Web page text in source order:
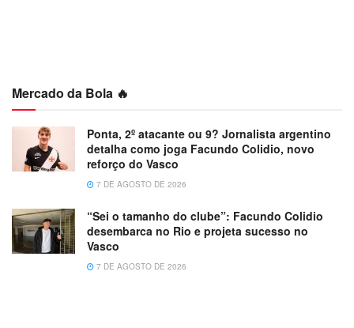
Mercado da Bola 🔥
Ponta, 2º atacante ou 9? Jornalista argentino
detalha como joga Facundo Colidio, novo
reforço do Vasco
7 DE AGOSTO DE 2026
“Sei o tamanho do clube”: Facundo Colidio
desembarca no Rio e projeta sucesso no
Vasco
7 DE AGOSTO DE 2026